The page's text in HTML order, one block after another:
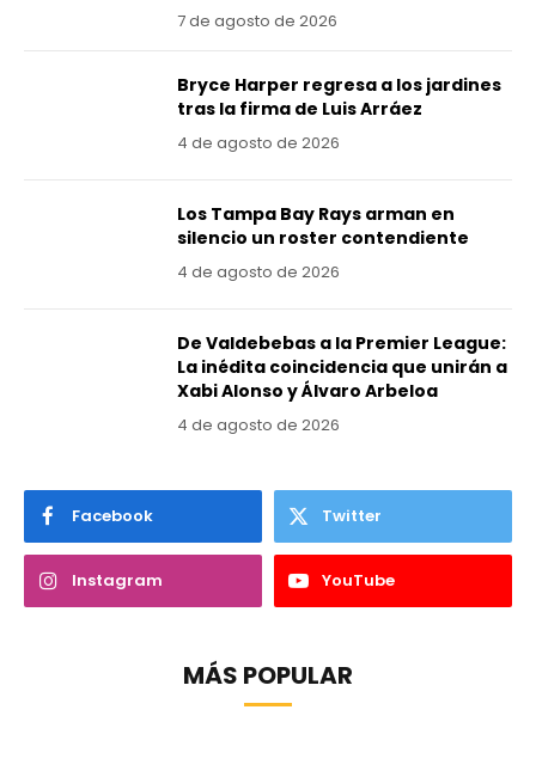
7 de agosto de 2026
Bryce Harper regresa a los jardines
tras la firma de Luis Arráez
4 de agosto de 2026
Los Tampa Bay Rays arman en
silencio un roster contendiente
4 de agosto de 2026
De Valdebebas a la Premier League:
La inédita coincidencia que unirán a
Xabi Alonso y Álvaro Arbeloa
4 de agosto de 2026
Facebook Twitter
Instagram YouTube
MÁS POPULAR